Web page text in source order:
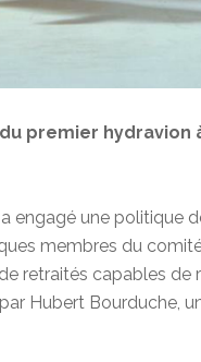
premier hydravion
a engagé une politique
membres du comité
retraités capables de
Hubert Bourduche,